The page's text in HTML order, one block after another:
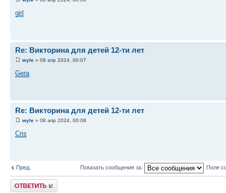
girl
Re: Викторина для детей 12-ти лет
wyle » 08 апр 2024, 00:07
Gera
Re: Викторина для детей 12-ти лет
wyle » 08 апр 2024, 00:08
Cris
Пред. Показать сообщения за: Поле
Ответить